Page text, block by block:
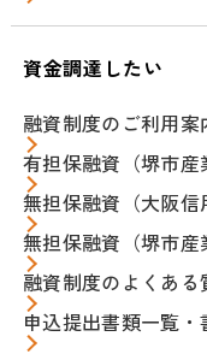
資金調達したい
融資制度のご利用案
有担保融資（堺市産
無担保融資（大阪信
無担保融資（堺市産
融資制度のよくある
申込提出書類一覧